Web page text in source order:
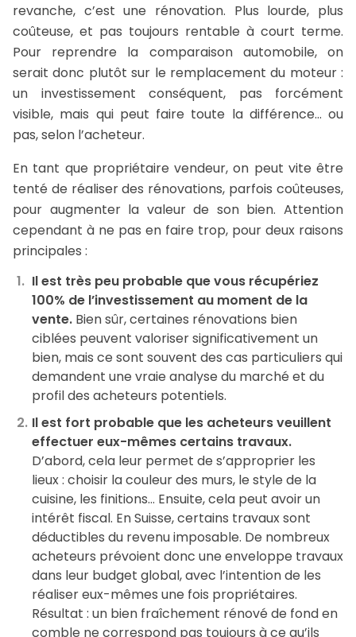
revanche, c’est une rénovation. Plus lourde, plus
coûteuse, et pas toujours rentable à court terme.
Pour reprendre la comparaison automobile, on
serait donc plutôt sur le remplacement du moteur :
un investissement conséquent, pas forcément
visible, mais qui peut faire toute la différence… ou
pas, selon l’acheteur.
En tant que propriétaire vendeur, on peut vite être
tenté de réaliser des rénovations, parfois coûteuses,
pour augmenter la valeur de son bien. Attention
cependant à ne pas en faire trop, pour deux raisons
principales :
Il est très peu probable que vous récupériez
100% de l’investissement au moment de la
vente. Bien sûr, certaines rénovations bien
ciblées peuvent valoriser significativement un
bien, mais ce sont souvent des cas particuliers qui
demandent une vraie analyse du marché et du
profil des acheteurs potentiels.
Il est fort probable que les acheteurs veuillent
effectuer eux-mêmes certains travaux.
D’abord, cela leur permet de s’approprier les
lieux : choisir la couleur des murs, le style de la
cuisine, les finitions… Ensuite, cela peut avoir un
intérêt fiscal. En Suisse, certains travaux sont
déductibles du revenu imposable. De nombreux
acheteurs prévoient donc une enveloppe travaux
dans leur budget global, avec l’intention de les
réaliser eux-mêmes une fois propriétaires.
Résultat : un bien fraîchement rénové de fond en
comble ne correspond pas toujours à ce qu’ils